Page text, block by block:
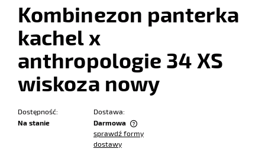
Kombinezon panterka
kachel x
anthropologie 34 XS
wiskoza nowy
Dostępność:
Na stanie
Dostawa:
Darmowa
Cena nie zawiera ewentualnych kosztów płatności
sprawdź formy
dostawy